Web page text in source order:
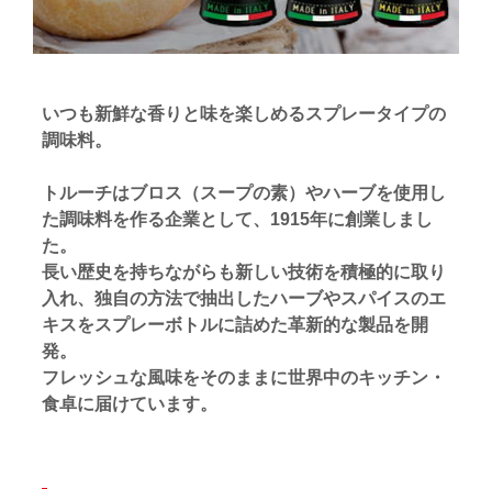
いつも新鮮な香りと味を楽しめるスプレータイプの
調味料。
トルーチはブロス（スープの素）やハーブを使用し
た調味料を作る企業として、1915年に創業しまし
た。
長い歴史を持ちながらも新しい技術を積極的に取り
入れ、独自の方法で抽出したハーブやスパイスのエ
キスをスプレーボトルに詰めた革新的な製品を開
発。
フレッシュな風味をそのままに世界中のキッチン・
食卓に届けています。